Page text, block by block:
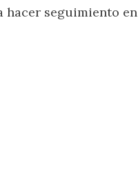
hacer seguimiento en